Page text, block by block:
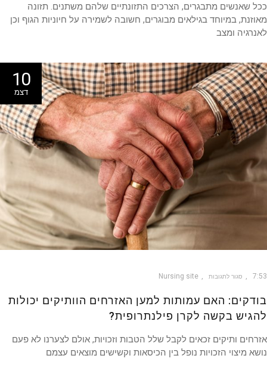
שאנשים מתבגרים, הצרכים התזונתיים שלהם משתנים. תזונה
במיוחד בגילאים מבוגרים, חשובה לשמירה על חיוניות הגוף וכן
ומצב
10
דצמ
סגור לתגובות Nursing site
האם עמותות למען האזרחים הוותיקים יכולות
בקשה לקרן פילנתרופית?
ותיקים זכאים לקבל שלל הטבות וזכויות, אולם לצערנו לא פעם
מיצוי הזכויות נופל בין הכיסאות וקשישים מוצאים עצמם